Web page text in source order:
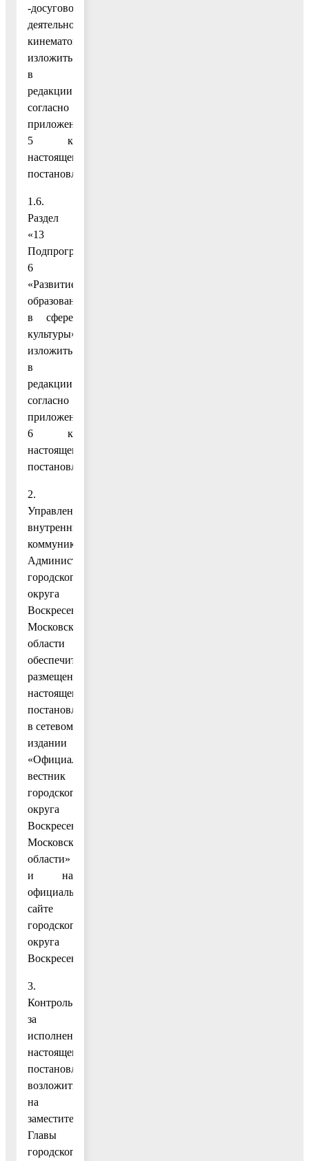
-досуговой
деятельности,
кинематографии»
изложить
в
редакции
согласно
приложению
5 к
настоящему
постановлению;
1.6.
Раздел
«13
Подпрограмма
6
«Развитие
образования
в сфере
культуры»
изложить
в
редакции
согласно
приложению
6 к
настоящему
постановлению.
2.
Управлению
внутренних
коммуникаций
Администрации
городского
округа
Воскресенск
Московской
области
обеспечить
размещение
настоящего
постановления
в сетевом
издании
«Официальный
вестник
городского
округа
Воскресенск
Московской
области»
и на
официальном
сайте
городского
округа
Воскресенск.
3.
Контроль
за
исполнением
настоящего
постановления
возложить
на
заместителя
Главы
городского